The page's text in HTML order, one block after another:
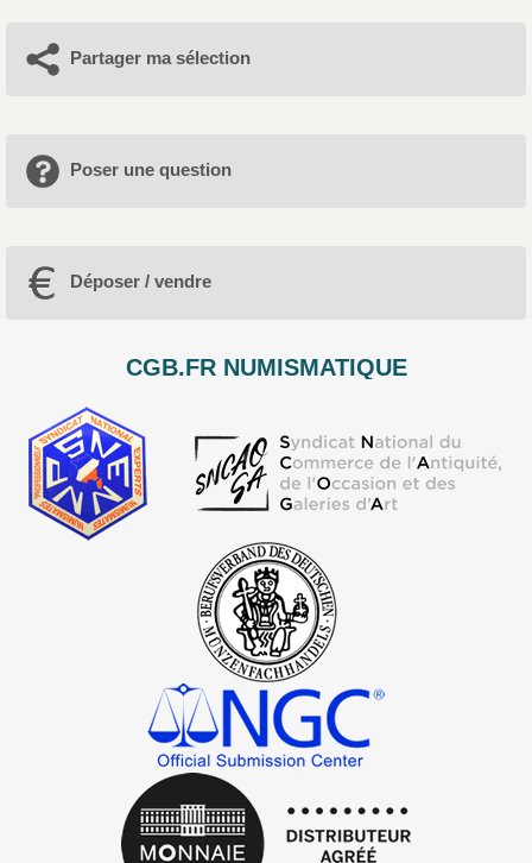
Partager ma sélection
Poser une question
Déposer / vendre
CGB.FR NUMISMATIQUE